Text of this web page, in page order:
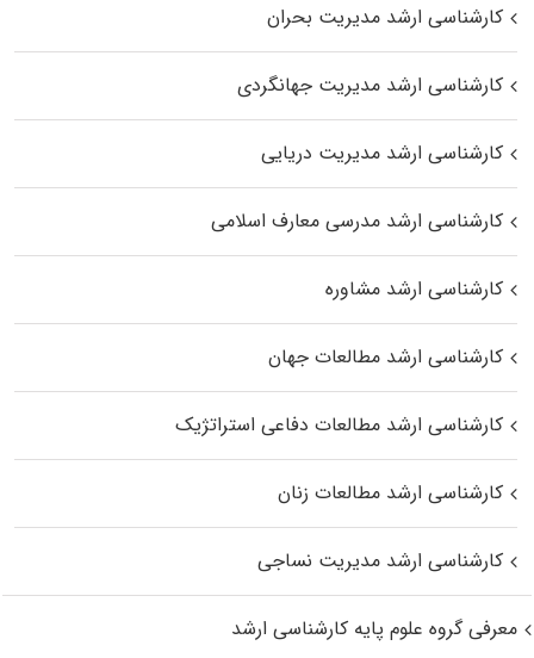
کارشناسی ارشد مدیریت بحران
کارشناسی ارشد مدیریت جهانگردی
کارشناسی ارشد مدیریت دریایی
کارشناسی ارشد مدرسی معارف اسلامی
کارشناسی ارشد مشاوره
کارشناسی ارشد مطالعات جهان
کارشناسی ارشد مطالعات دفاعی استراتژیک
کارشناسی ارشد مطالعات زنان
کارشناسی ارشد مدیریت نساجی
معرفی گروه علوم پایه کارشناسی ارشد